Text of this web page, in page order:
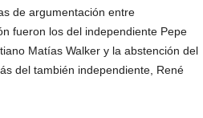
de argumentación entre
fueron los del independiente Pepe
Matías Walker y la abstención del
del también independiente, René